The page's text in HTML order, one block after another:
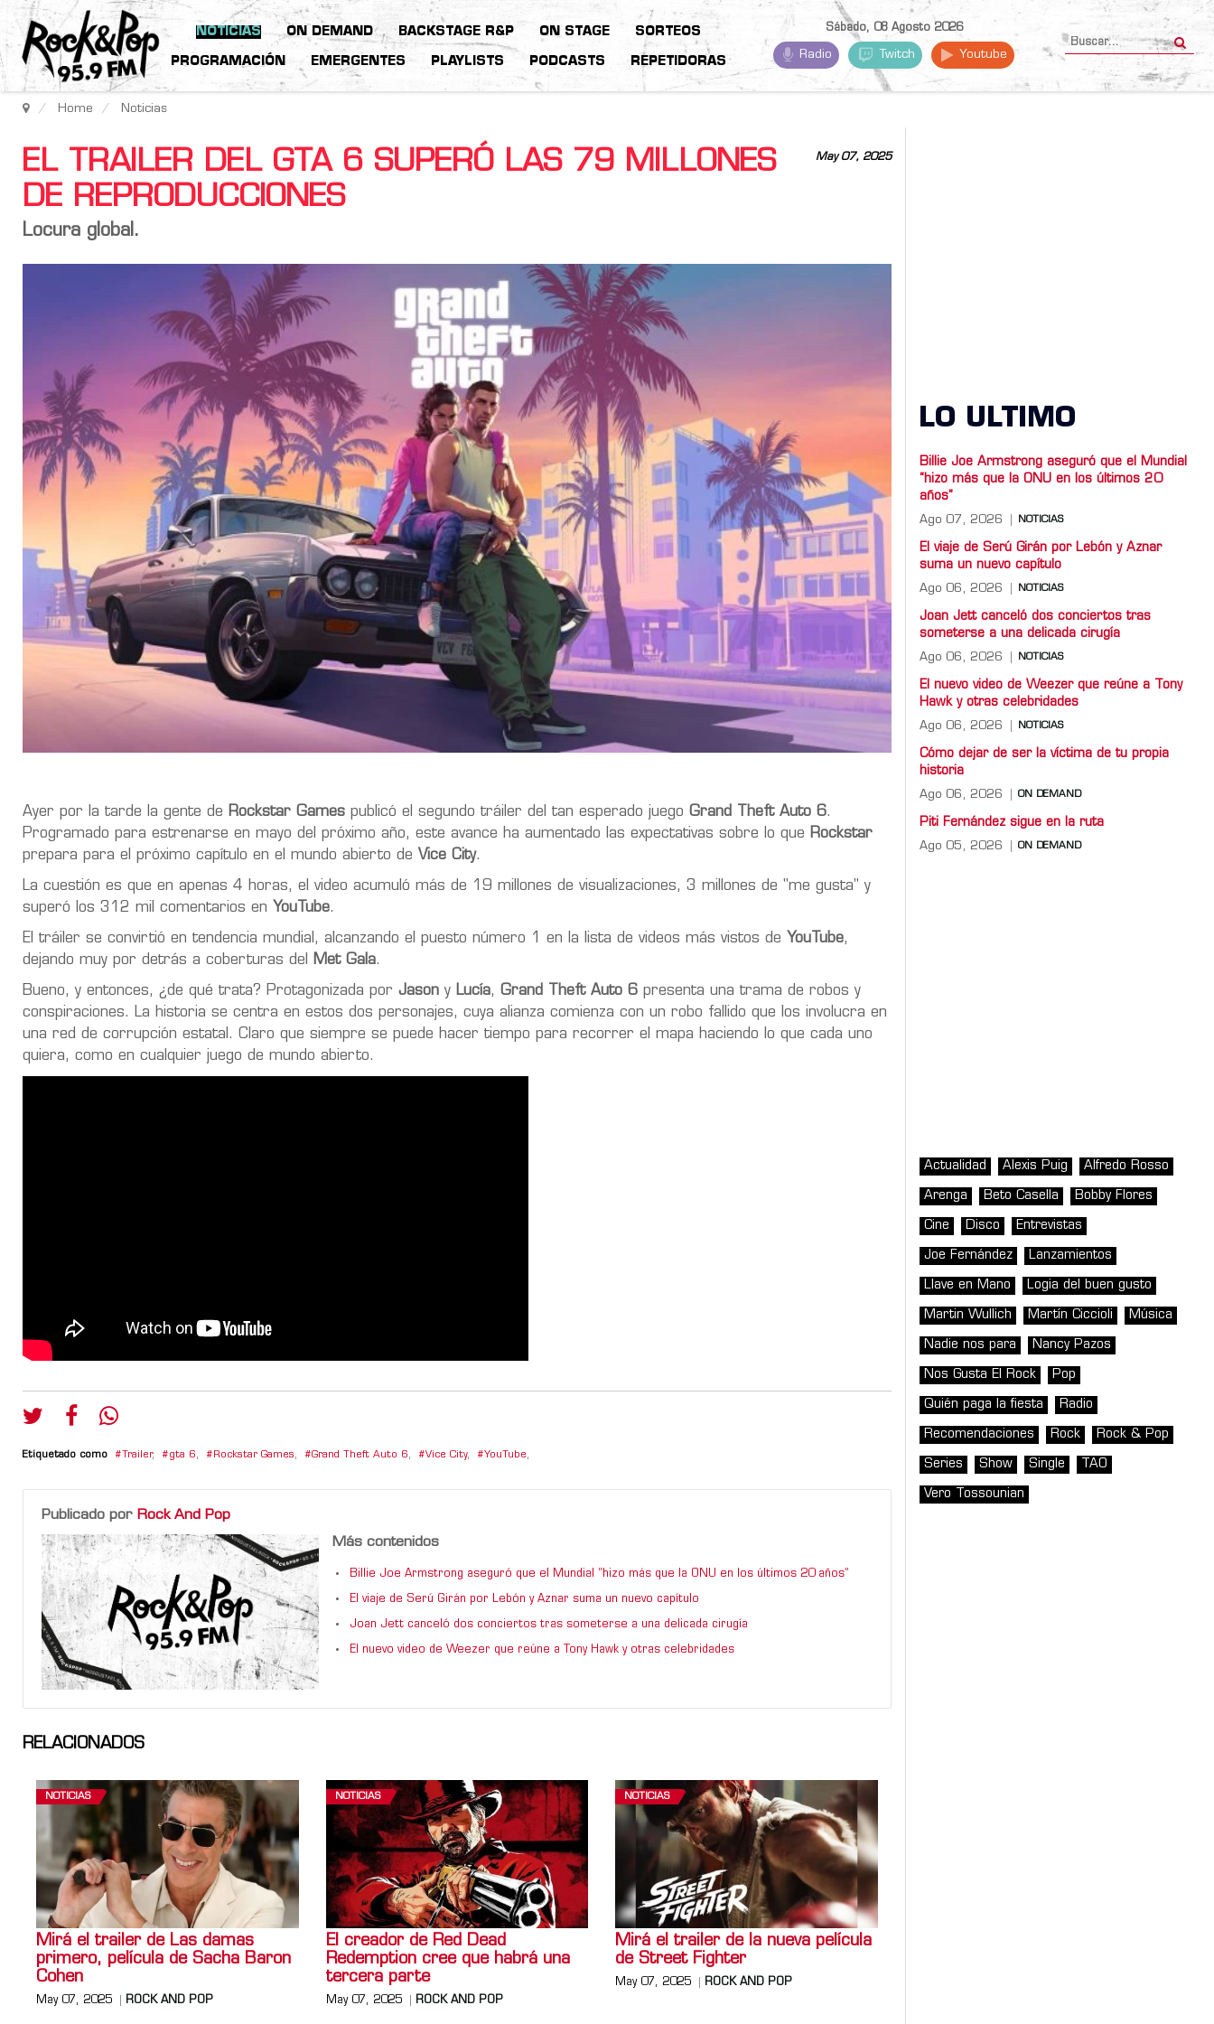
NOTICIAS ON DEMAND BACKSTAGE R&P ON STAGE SORTEOS
PROGRAMACIÓN EMERGENTES PLAYLISTS PODCASTS REPETIDORAS
Sábado, 08 Agosto 2026
Radio Twitch Youtube
Home Noticias
May 07, 2025
EL TRAILER DEL GTA 6 SUPERÓ LAS 79 MILLONES
DE REPRODUCCIONES
Locura global.
Ayer por la tarde la gente de Rockstar Games publicó el segundo tráiler del tan esperado juego Grand Theft Auto 6.
Programado para estrenarse en mayo del próximo año, este avance ha aumentado las expectativas sobre lo que Rockstar
prepara para el próximo capítulo en el mundo abierto de Vice City.
La cuestión es que en apenas 4 horas, el video acumuló más de 19 millones de visualizaciones, 3 millones de "me gusta" y
superó los 312 mil comentarios en YouTube.
El tráiler se convirtió en tendencia mundial, alcanzando el puesto número 1 en la lista de videos más vistos de YouTube,
dejando muy por detrás a coberturas del
Met Gala.
Bueno, y entonces, ¿de qué trata? Protagonizada por Jason y Lucía, Grand Theft Auto 6 presenta una trama de robos y
conspiraciones. La historia se centra en estos dos personajes, cuya alianza comienza con un robo fallido que los involucra en
una red de corrupción estatal. Claro que siempre se puede hacer tiempo para recorrer el mapa haciendo lo que cada uno
quiera, como en cualquier juego de mundo abierto.
Etiquetado como Trailer, gta 6, Rockstar Games, Grand Theft Auto 6, Vice City, YouTube,
Publicado por Rock And Pop
Más contenidos
Billie Joe Armstrong aseguró que el Mundial “hizo más que la ONU en los últimos 20 años”
El viaje de Serú Girán por Lebón y Aznar suma un nuevo capítulo
Joan Jett canceló dos conciertos tras someterse a una delicada cirugía
El nuevo video de Weezer que reúne a Tony Hawk y otras celebridades
RELACIONADOS
NOTICIAS
Mirá el trailer de Las damas
primero, película de Sacha Baron
Cohen
May 07, 2025 ROCK AND POP
NOTICIAS
El creador de Red Dead
Redemption cree que habrá una
tercera parte
May 07, 2025 ROCK AND POP
NOTICIAS
Mirá el trailer de la nueva película
de Street Fighter
May 07, 2025 ROCK AND POP
LO ULTIMO
Billie Joe Armstrong aseguró que el Mundial
“hizo más que la ONU en los últimos 20
años”
Ago 07, 2026 NOTICIAS
El viaje de Serú Girán por Lebón y Aznar
suma un nuevo capítulo
Ago 06, 2026 NOTICIAS
Joan Jett canceló dos conciertos tras
someterse a una delicada cirugía
Ago 06, 2026 NOTICIAS
El nuevo video de Weezer que reúne a Tony
Hawk y otras celebridades
Ago 06, 2026 NOTICIAS
Cómo dejar de ser la víctima de tu propia
historia
Ago 06, 2026 ON DEMAND
Piti Fernández sigue en la ruta
Ago 05, 2026 ON DEMAND
Actualidad Alexis Puig Alfredo Rosso
Arenga Beto Casella Bobby Flores
Cine Disco Entrevistas
Joe Fernández Lanzamientos
Llave en Mano Logia del buen gusto
Martin Wullich Martín Ciccioli Música
Nadie nos para Nancy Pazos
Nos Gusta El Rock Pop
Quién paga la fiesta Radio
Recomendaciones Rock Rock & Pop
Series Show Single TAO
Vero Tossounian